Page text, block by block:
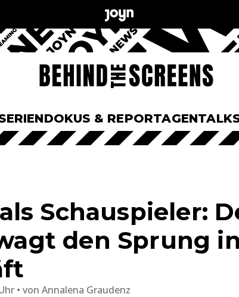
DOKUS & REPORTAGEN
Schauspieler:
den Sprung
von Annalena Graudenz